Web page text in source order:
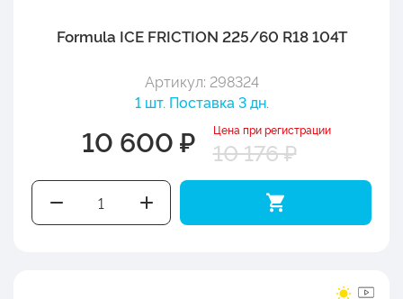
Formula ICE FRICTION 225/60 R18 104T
Артикул: 298324
1 шт. Поставка 3 дн.
10 600 ₽ Цена при регистрации
10 176 ₽